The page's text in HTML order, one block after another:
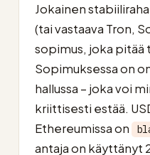
Jokainen
(tai vastaava Tron,
sopimus, joka pitää
Sopimuksessa on
hallussa – joka voi
kriittisesti estää.
Ethereumissa on
antaja on käyttänyt